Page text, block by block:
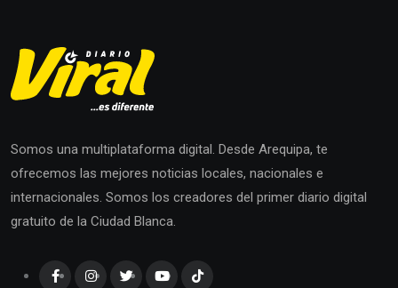
Somos una multiplataforma digital. Desde Arequipa, te
ofrecemos las mejores noticias locales, nacionales e
internacionales. Somos los creadores del primer diario digital
gratuito de la Ciudad Blanca.